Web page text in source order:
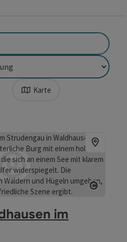
ist nicht möglich, da
Karte
Waldhausen im Strudengau
im